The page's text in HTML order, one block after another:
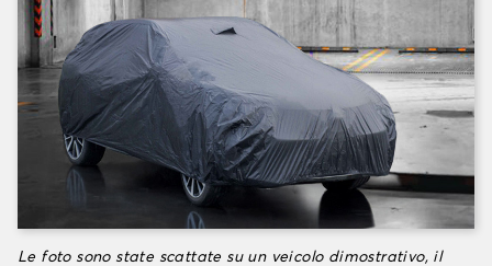
Le foto sono state scattate su un veicolo dimostrativo, il